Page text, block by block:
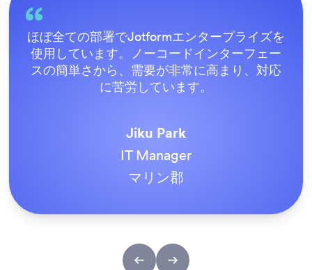
すべてがエンドユーザーにとって非常に簡単
であり、Jotformのサポートチームも素晴らし
いです。すべてのフォームが公開された後、
みんながその方法で行うべきだと合意しまし
Tony Richman
ACS Stainless Steel Fixings